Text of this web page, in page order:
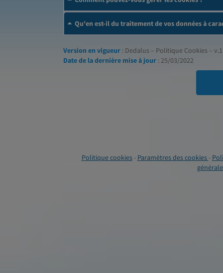
Qu'en est-il du traitement de vos données à
Version en vigueur : Dedalus – Politique Cookies –
Date de la dernière mise à jour : 25/03/2022
Politique cookies- Paramètres des cookies-